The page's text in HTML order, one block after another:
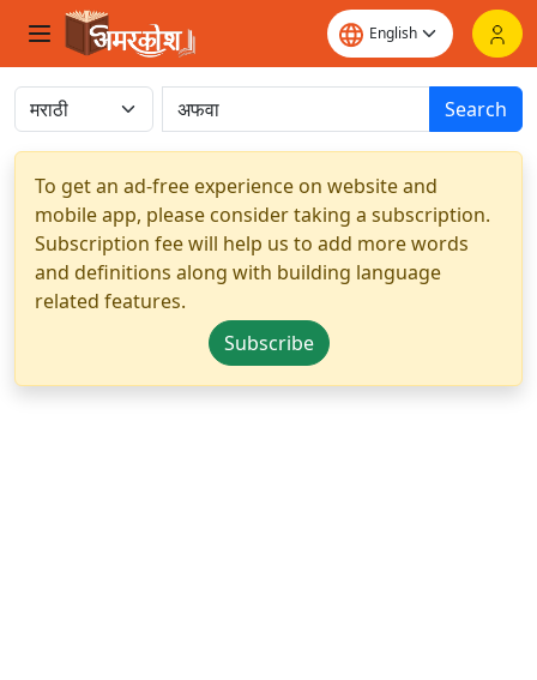
Search
To get an ad-free experience on website and
mobile app, please consider taking a subscription.
Subscription fee will help us to add more words
and definitions along with building language
related features.
Subscribe